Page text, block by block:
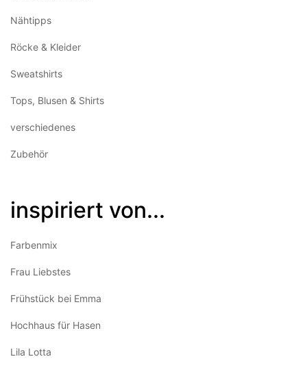
Nähtipps
Röcke & Kleider
Sweatshirts
Tops, Blusen & Shirts
verschiedenes
Zubehör
inspiriert von...
Farbenmix
Frau Liebstes
Frühstück bei Emma
Hochhaus für Hasen
Lila Lotta